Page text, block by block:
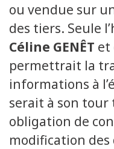
ou vendue sur
des tiers. Seule
Céline GENÊT et
permettrait la
informations à
serait à son tour
obligation de
modification des